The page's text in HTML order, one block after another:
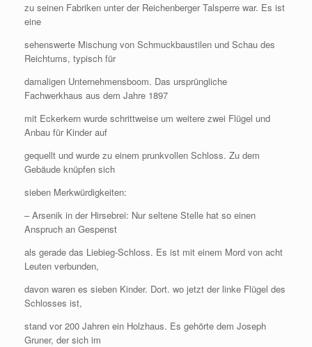
zu seinen Fabriken unter der Reichenberger Talsperre war. Es ist
eine
sehenswerte Mischung von Schmuckbaustilen und Schau des
Reichtums, typisch für
damaligen Unternehmensboom. Das ursprüngliche
Fachwerkhaus aus dem Jahre 1897
mit Eckerkern wurde schrittweise um weitere zwei Flügel und
Anbau für Kinder auf
gequellt und wurde zu einem prunkvollen Schloss. Zu dem
Gebäude knüpfen sich
sieben Merkwürdigkeiten:
– Arsenik in der Hirsebrei: Nur seltene Stelle hat so einen
Anspruch an Gespenst
als gerade das Liebieg-Schloss. Es ist mit einem Mord von acht
Leuten verbunden,
davon waren es sieben Kinder. Dort. wo jetzt der linke Flügel des
Schlosses ist,
stand vor 200 Jahren ein Holzhaus. Es gehörte dem Joseph
Gruner, der sich im